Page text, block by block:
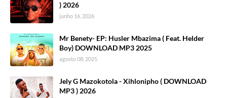
) 2026
junho 16, 2026
Mr Benety- EP: Husler Mbazima ( Feat. Helder
Boy) DOWNLOAD MP3 2025
agosto 08, 2025
Jely G Mazokotola - Xihlonipho ( DOWNLOAD
MP3 ) 2026